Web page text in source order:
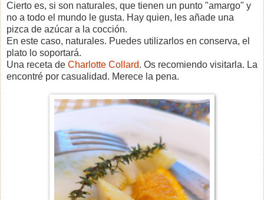
Cierto es, si son naturales, que tienen un punto "amargo" y
no a todo el mundo le gusta. Hay quien, les añade una
pizca de azúcar a la cocción.
En este caso, naturales. Puedes utilizarlos en conserva, el
plato lo soportará.
Una receta de Charlotte Collard. Os recomiendo visitarla. La
encontré por casualidad. Merece la pena.